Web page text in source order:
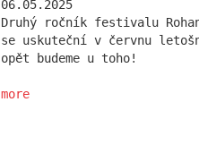
06.05.2025
Druhý ročník festivalu
se uskuteční v červnu
opět budeme u toho!
more